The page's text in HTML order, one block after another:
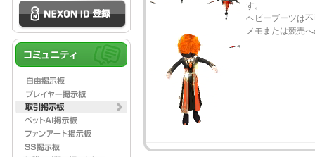
す。
ヘビーブーツは
メモまたは競売